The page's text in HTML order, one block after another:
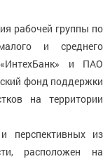
рабочей группы по
и среднего
и ПАО
фонд поддержки
на территории
перспективных из
расположен на